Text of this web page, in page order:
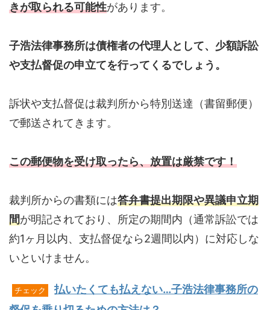
きが取られる可能性があります。
子浩法律事務所は債権者の代理人として、少額訴訟
や支払督促の申立てを行ってくるでしょう。
訴状や支払督促は裁判所から特別送達（書留郵便）
で郵送されてきます。
この郵便物を受け取ったら、放置は厳禁です！
裁判所からの書類には答弁書提出期限や異議申立期
間が明記されており、所定の期間内（通常訴訟では
約1ヶ月以内、支払督促なら2週間以内）に対応しな
いといけません。
チェック
払いたくても払えない…子浩法律事務所の